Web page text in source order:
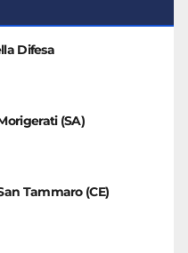
Difesa
(SA)
Tammaro (CE)